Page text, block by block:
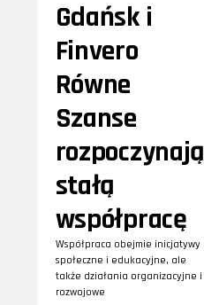
Gdańsk i
Finvero
Równe
Szanse
rozpoczynają
stałą
współpracę
Współpraca obejmie inicjatywy
społeczne i edukacyjne, ale
także działania organizacyjne i
rozwojowe